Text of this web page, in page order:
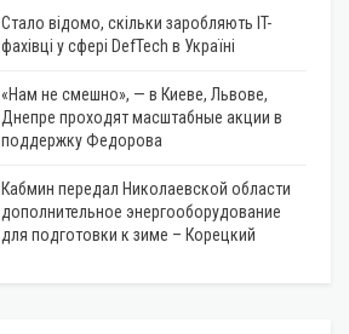
Стало відомо, скільки заробляють IT-
фахівці у сфері DefTech в Україні
«Нам не смешно», — в Киеве, Львове,
Днепре проходят масштабные акции в
поддержку Федорова
Кабмин передал Николаевской области
дополнительное энергооборудование
для подготовки к зиме – Корецкий